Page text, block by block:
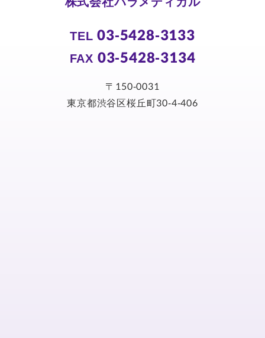
TEL03-5428-3133
FAX 03-5428-3134
〒150-0031
東京都渋谷区桜丘町30-4-406